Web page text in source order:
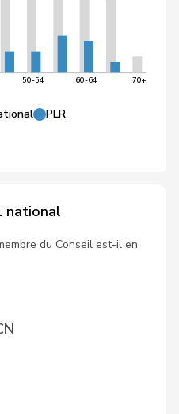
50-54 60-64 70+
PLR
national
du Conseil est-il en